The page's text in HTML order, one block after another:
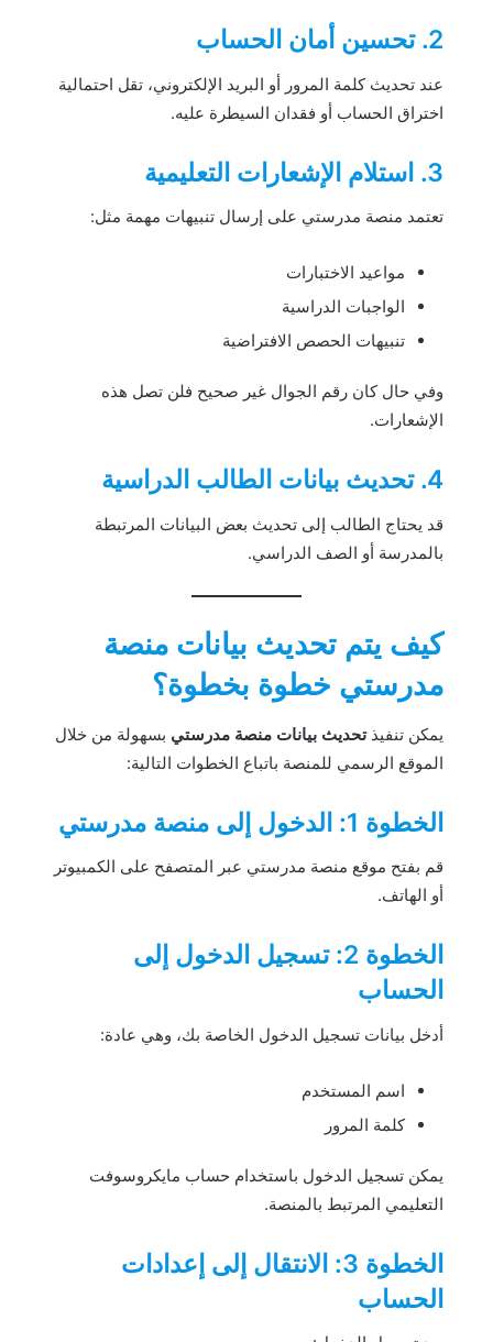
2. تحسين أمان الحساب
عند تحديث كلمة المرور أو البريد الإلكتروني، تقل احتمالية
اختراق الحساب أو فقدان السيطرة عليه.
3. استلام الإشعارات التعليمية
تعتمد منصة مدرستي على إرسال تنبيهات مهمة مثل:
مواعيد الاختبارات
الواجبات الدراسية
تنبيهات الحصص الافتراضية
وفي حال كان رقم الجوال غير صحيح فلن تصل هذه
الإشعارات.
4. تحديث بيانات الطالب الدراسية
قد يحتاج الطالب إلى تحديث بعض البيانات المرتبطة
بالمدرسة أو الصف الدراسي.
كيف يتم تحديث بيانات منصة
مدرستي خطوة بخطوة؟
يمكن تنفيذتحديث بيانات منصة مدرستي بسهولة من خلال
الموقع الرسمي للمنصة باتباع الخطوات التالية:
الخطوة 1: الدخول إلى منصة مدرستي
قم بفتح موقع منصة مدرستي عبر المتصفح على الكمبيوتر
أو الهاتف.
الخطوة 2: تسجيل الدخول إلى
الحساب
أدخل بيانات تسجيل الدخول الخاصة بك، وهي عادة:
اسم المستخدم
كلمة المرور
يمكن تسجيل الدخول باستخدام حساب مايكروسوفت
التعليمي المرتبط بالمنصة.
الخطوة 3: الانتقال إلى إعدادات
الحساب